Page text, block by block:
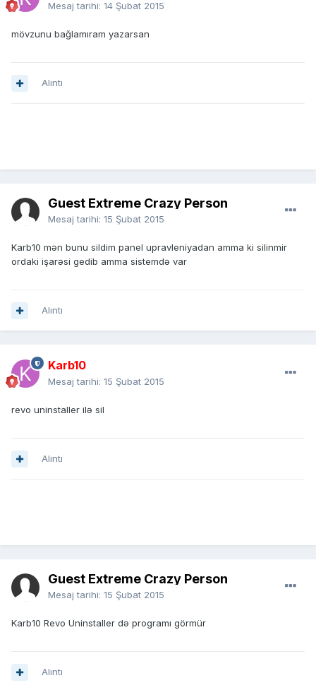
Mesaj tarihi: 14 Şubat 2015
mövzunu bağlamıram yazarsan
Alıntı
Guest Extreme Crazy Person
Mesaj tarihi: 15 Şubat 2015
Karb10 mən bunu sildim panel upravleniyadan amma ki silinmir
ordaki işarəsi gedib amma sistemdə var
Alıntı
Karb10
Mesaj tarihi: 15 Şubat 2015
revo uninstaller ilə sil
Alıntı
Guest Extreme Crazy Person
Mesaj tarihi: 15 Şubat 2015
Karb10 Revo Uninstaller də programı görmür
Alıntı